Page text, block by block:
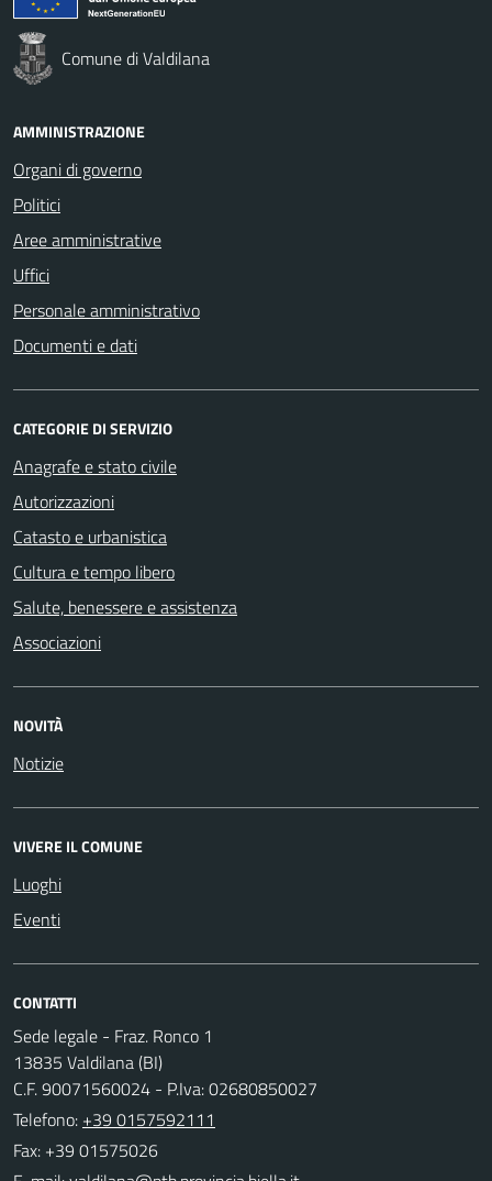
Comune di Valdilana
AMMINISTRAZIONE
Organi di governo
Politici
Aree amministrative
Uffici
Personale amministrativo
Documenti e dati
CATEGORIE DI SERVIZIO
Anagrafe e stato civile
Autorizzazioni
Catasto e urbanistica
Cultura e tempo libero
Salute, benessere e assistenza
Associazioni
NOVITÀ
Notizie
VIVERE IL COMUNE
Luoghi
Eventi
CONTATTI
Sede legale - Fraz. Ronco 1
13835 Valdilana (BI)
C.F. 90071560024 - P.Iva: 02680850027
Telefono: +39 0157592111
Fax: +39 01575026